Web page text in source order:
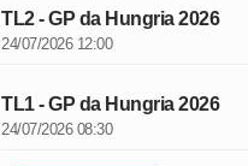
TL2 - GP da Hungria 2026
24/07/2026 12:00
TL1 - GP da Hungria 2026
24/07/2026 08:30